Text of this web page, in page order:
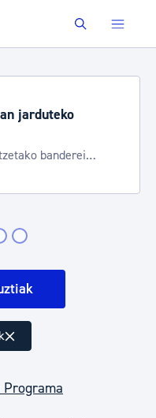
Buscar
jarduteko
banderei
Programa